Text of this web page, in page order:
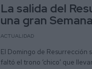
La salida del
una gran
ACTUALIDAD
El Domingo de Resurrección
faltó el trono ‘chico’ que